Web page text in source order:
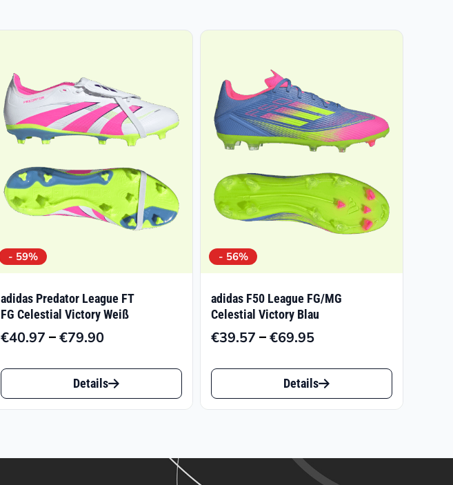
- 59%
adidas Predator League FT
FG Celestial Victory Weiß
€40.97 –€79.90Preisspanne:
bis
€79.90
Dieses
Produkt
Details
- 56%
adidas F50 League FG/MG
Celestial Victory Blau
€39.57 –€69.95Preisspanne:
bis
€69.95
Dieses
Produkt
Details